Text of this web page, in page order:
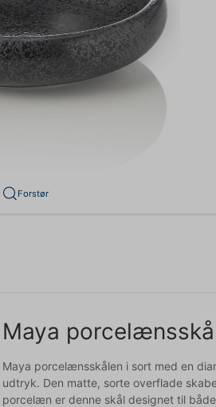
Forstør
Maya
Maya porcelænsskålen i sort med en
udtryk. Den matte, sorte overflade
porcelæn er denne skål designet til